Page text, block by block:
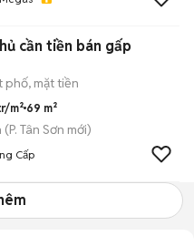
cần tiền bán gấp
phố, mặt tiền
m² 69 m²
(P. Tân Sơn mới)
Cấp